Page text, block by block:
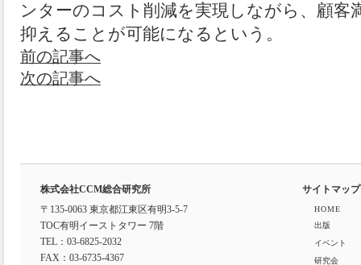
ンターのコスト削減を実現しながら、顧客
抑えることが可能になるという。
前の記事へ
次の記事へ
株式会社CCM総合研究所
〒135-0063 東京都江東区有明3-5-7
TOC有明イーストタワー 7階
TEL：03-6825-2032
FAX：03-6735-4367
サイトマップ
HOME
出版
イベント
研究会